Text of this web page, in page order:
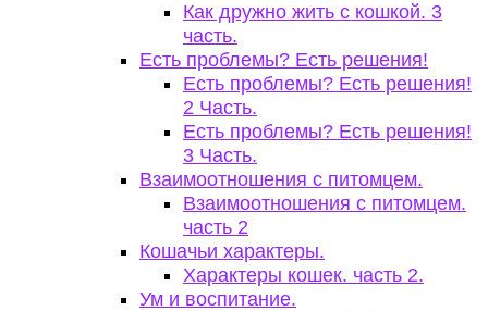
Как дружно жить с кошкой. 3
часть.
Есть проблемы? Есть решения!
Есть проблемы? Есть решения!
2 Часть.
Есть проблемы? Есть решения!
3 Часть.
Взаимоотношения с питомцем.
Взаимоотношения с питомцем.
часть 2
Кошачьи характеры.
Характеры кошек. часть 2.
Ум и воспитание.